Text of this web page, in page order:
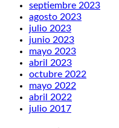
septiembre 2023
agosto 2023
julio 2023
junio 2023
mayo 2023
abril 2023
octubre 2022
mayo 2022
abril 2022
julio 2017